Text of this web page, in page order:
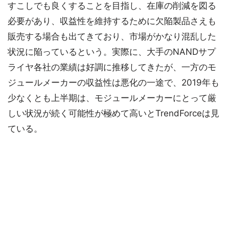
すこしでも良くすることを目指し、在庫の削減を図る
必要があり、収益性を維持するために欠陥製品さえも
販売する場合も出てきており、市場がかなり混乱した
状況に陥っているという。実際に、大手のNANDサプ
ライヤ各社の業績は好調に推移してきたが、一方のモ
ジュールメーカーの収益性は悪化の一途で、2019年も
少なくとも上半期は、モジュールメーカーにとって厳
しい状況が続く可能性が極めて高いとTrendForceは見
ている。